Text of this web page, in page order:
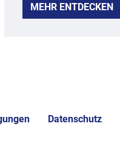
MEHR ENTDECKEN
Datenschutz